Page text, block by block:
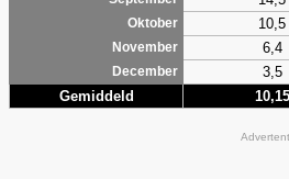
Oktober
10,5
November
6,4
December
3,5
Gemiddeld 10,15